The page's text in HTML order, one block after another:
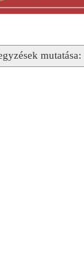
mutatása: